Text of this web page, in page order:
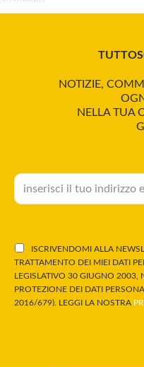
NOTIZIE,
NELLA TUA
ISCRIVENDOMI ALLA
TRATTAMENTO DEI MIEI DATI
LEGISLATIVO 30 GIUGNO 2003,
PROTEZIONE DEI DATI
2016/679). LEGGI LA NOSTRA